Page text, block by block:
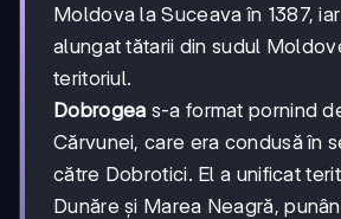
Moldova la Suceava în 1387, iar
alungat tătarii din sudul
teritoriul.
Dobrogea s-a format pornind
Cărvunei, care era condusă în
către Dobrotici. El a unificat
Dunăre și Marea Neagră,